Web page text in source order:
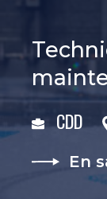
CDD
En